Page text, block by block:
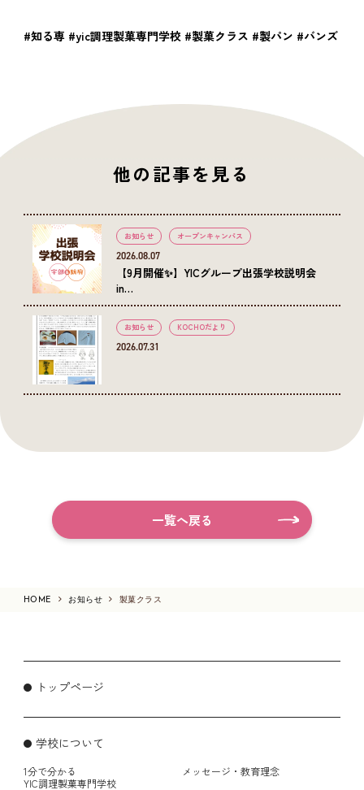
#知る専 #yic調理製菓専門学校 #製菓クラス #製パン #バンズ
他の記事を見る
お知らせ オープンキャンパス
2026.08.07
【9月開催✨】YICグループ出張学校説明会
in…
お知らせ KOCHOだより
2026.07.31
一覧へ戻る
HOME お知らせ 製菓クラス
トップページ
学校について
1分で分かる
YIC調理製菓専門学校
メッセージ・教育理念